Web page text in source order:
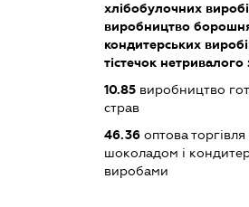
хлібобулочних
виробництво
кондитерських
тістечок нетривалого
10.85 виробництво
страв
46.36 оптова
шоколадом і
виробами